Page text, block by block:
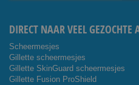
DIRECT NAAR VEEL GEZOCHTE
Scheermesjes
Gillette scheermesjes
Gillette SkinGuard scheermesjes
Gillette Fusion ProShield